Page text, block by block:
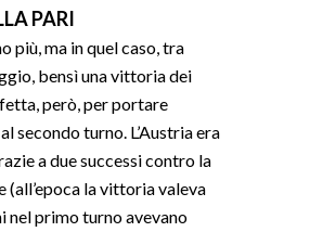
PARI
più, ma in quel caso, tra
bensì una vittoria dei
però, per portare
secondo turno. L’Austria era
a due successi contro la
(all’epoca la vittoria valeva
nel primo turno avevano